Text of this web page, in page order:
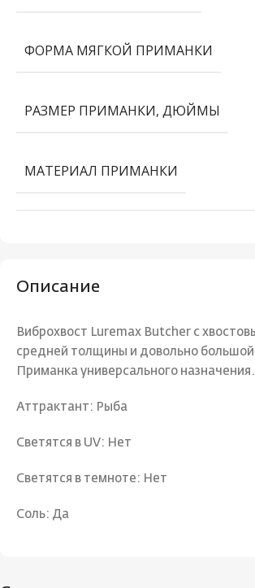
Описание
Виброхвост Luremax Butcher с
средней толщины и довольно
Приманка универсального назначения.
Аттрактант: Рыба
Светятся в UV: Нет
Светятся в темноте: Нет
Соль: Да
ФОРМА МЯГКОЙ ПРИМАНКИ
РАЗМЕР ПРИМАНКИ, ДЮЙМЫ
МАТЕРИАЛ ПРИМАНКИ